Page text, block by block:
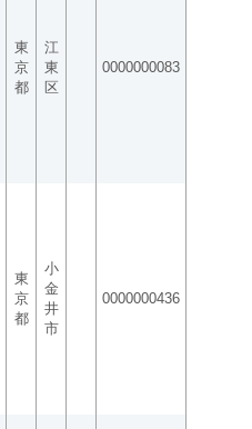
東
京
都
江
東
区
0000000083
東
京
都
小
金
井
市
0000000436